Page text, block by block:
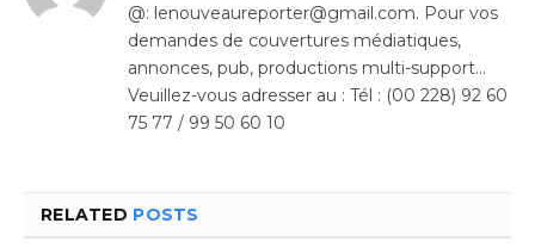
@: lenouveaureporter@gmail.com. Pour vos
demandes de couvertures médiatiques,
annonces, pub, productions multi-support…
Veuillez-vous adresser au : Tél : (00 228) 92 60
75 77 / 99 50 60 10
RELATED POSTS